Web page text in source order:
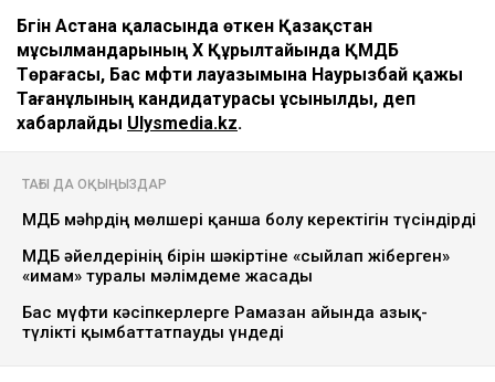
Бүгін Астана қаласында өткен Қазақстан
мұсылмандарының Х Құрылтайында ҚМДБ
Төрағасы, Бас мүфти лауазымына Наурызбай қажы
Тағанұлының кандидатурасы ұсынылды, деп
хабарлайды Ulysmedia.kz.
ТАҒЫ ДА ОҚЫҢЫЗДАР
ҚМДБ мәһрдің мөлшері қанша болу керектігін түсіндірді
ҚМДБ әйелдерінің бірін шәкіртіне «сыйлап жіберген»
«имам» туралы мәлімдеме жасады
Бас мүфти кәсіпкерлерге Рамазан айында азық-
түлікті қымбаттатпауды үндеді